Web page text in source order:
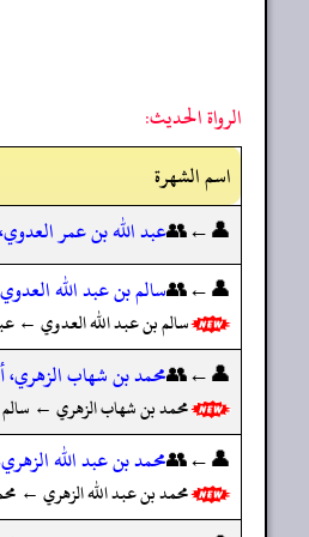
الرواة الحديث:
اسم الشهرة
👤←👥عبد الله بن عمر
👤←👥سالم بن عبد الله
سالم بن عبد الله العدوي ←
👤←👥محمد بن شهاب الزهري،
محمد بن شهاب الزهري ← سالم
👤←👥محمد بن عبد الله
محمد بن عبد الله الزهري ←